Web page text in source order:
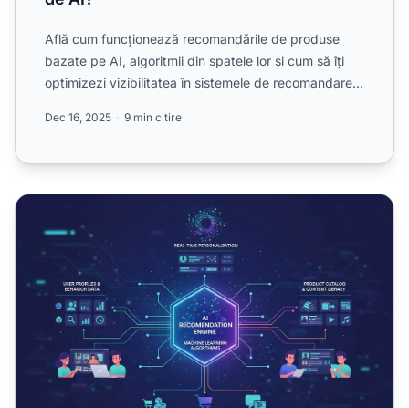
Află cum funcționează recomandările de produse
bazate pe AI, algoritmii din spatele lor și cum să îți
optimizezi vizibilitatea în sistemele de recomandare
Dec 16, 2025 9 min citire
Recomandări bazate pe inteligență artificială